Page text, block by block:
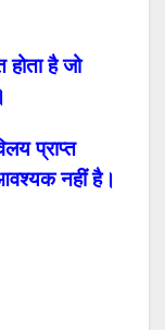
है जो
प्राप्त
नहीं है।